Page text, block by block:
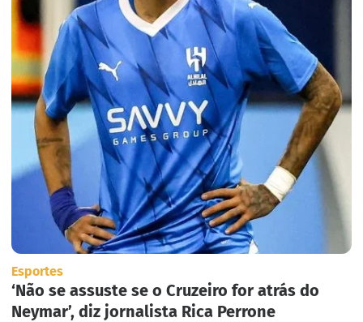
Esportes
‘Não se assuste se o Cruzeiro for atrás do
Neymar’, diz jornalista Rica Perrone